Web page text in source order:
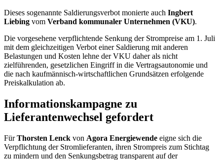
Dieses sogenannte Saldierungsverbot monierte auch Ingbert
Liebing vom Verband kommunaler Unternehmen (VKU).
Die vorgesehene verpflichtende Senkung der Strompreise am 1. Juli
mit dem gleichzeitigen Verbot einer Saldierung mit anderen
Belastungen und Kosten lehne der VKU daher als nicht
zielführenden, gesetzlichen Eingriff in die Vertragsautonomie und
die nach kaufmännisch-wirtschaftlichen Grundsätzen erfolgende
Preiskalkulation ab.
Informationskampagne zu
Lieferantenwechsel gefordert
FürThorsten Lenck von Agora Energiewende eigne sich die
Verpflichtung der Stromlieferanten, ihren Strompreis zum Stichtag
zu mindern und den Senkungsbetrag transparent auf der